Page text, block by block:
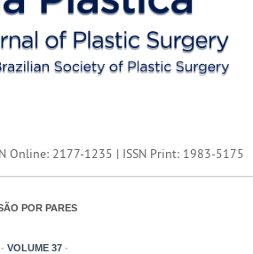
Online: 2177-1235 | ISSN Print: 1983-5175
POR PARES
- VOLUME 37 -